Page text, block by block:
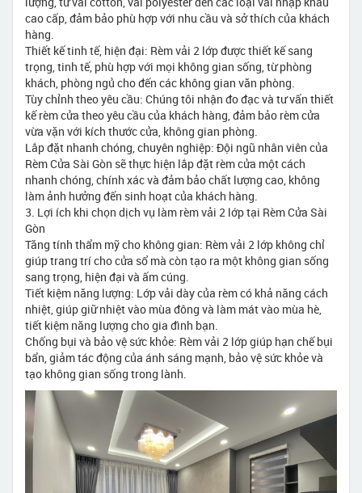
cao cấp, đảm bảo phù hợp với nhu cầu và sở thích của khách
hàng.
Thiết kế tinh tế, hiện đại: Rèm vải 2 lớp được thiết kế sang
trọng, tinh tế, phù hợp với mọi không gian sống, từ phòng
khách, phòng ngủ cho đến các không gian văn phòng.
Tùy chỉnh theo yêu cầu: Chúng tôi nhận đo đạc và tư vấn thiết
kế rèm cửa theo yêu cầu của khách hàng, đảm bảo rèm cửa
vừa vặn với kích thước cửa, không gian phòng.
Lắp đặt nhanh chóng, chuyên nghiệp: Đội ngũ nhân viên của
Rèm Cửa Sài Gòn sẽ thực hiện lắp đặt rèm cửa một cách
nhanh chóng, chính xác và đảm bảo chất lượng cao, không
làm ảnh hưởng đến sinh hoạt của khách hàng.
3. Lợi ích khi chọn dịch vụ làm rèm vải 2 lớp tại Rèm Cửa Sài
Gòn
Tăng tính thẩm mỹ cho không gian: Rèm vải 2 lớp không chỉ
giúp trang trí cho cửa sổ mà còn tạo ra một không gian sống
sang trọng, hiện đại và ấm cúng.
Tiết kiệm năng lượng: Lớp vải dày của rèm có khả năng cách
nhiệt, giúp giữ nhiệt vào mùa đông và làm mát vào mùa hè,
tiết kiệm năng lượng cho gia đình bạn.
Chống bụi và bảo vệ sức khỏe: Rèm vải 2 lớp giúp hạn chế bụi
bẩn, giảm tác động của ánh sáng mạnh, bảo vệ sức khỏe và
tạo không gian sống trong lành.